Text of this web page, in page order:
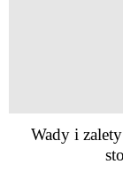
Wady i